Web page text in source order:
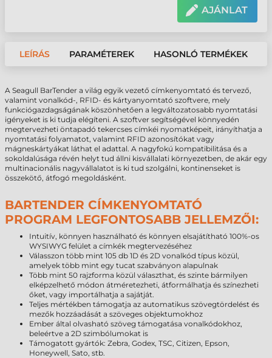
AJÁNLAT
LEÍRÁS PARAMÉTEREK HASONLÓ TERMÉKEK
A Seagull BarTender a világ egyik vezető címkenyomtató és tervező,
valamint vonalkód-, RFID- és kártyanyomtató szoftvere, mely
funkciógazdagságának köszönhetően a legváltozatosabb nyomtatási
igényeket is ki tudja elégíteni. A szoftver segítségével könnyedén
megtervezheti öntapadó tekercses címkéi nyomatképeit, irányíthatja a
nyomtatási folyamatot, valamint RFID azonosítókat vagy
mágneskártyákat láthat el adattal. A nagyfokú kompatibilitása és a
sokoldalúsága révén helyt tud állni kisvállalati környezetben, de akár egy
multinacionális nagyvállalatot is ki tud szolgálni, kontinenseket is
összekötő, átfogó megoldásként.
BARTENDER CÍMKENYOMTATÓ
PROGRAM LEGFONTOSABB JELLEMZŐI:
Intuitív, könnyen használható és könnyen elsajátítható 100%-os
WYSIWYG felület a címkék megtervezéséhez
Válasszon több mint 105 db 1D és 2D vonalkód típus közül,
amelyek több mint egy tucat szabványon alapulnak
Több mint 50 rajzforma közül választhat, és szinte bármilyen
elképzelhető módon átméretezheti, átformálhatja és színezheti
őket, vagy importálhatja a sajátját.
Teljes mértékben támogatja az automatikus szövegtördelést és
mezők hozzáadását a szöveges objektumokhoz
Ember által olvasható szöveg támogatása vonalkódokhoz,
beleértve a 2D szimbólumokat is
Támogatott gyártók: Zebra, Godex, TSC, Citizen, Epson,
Honeywell, Sato, stb.